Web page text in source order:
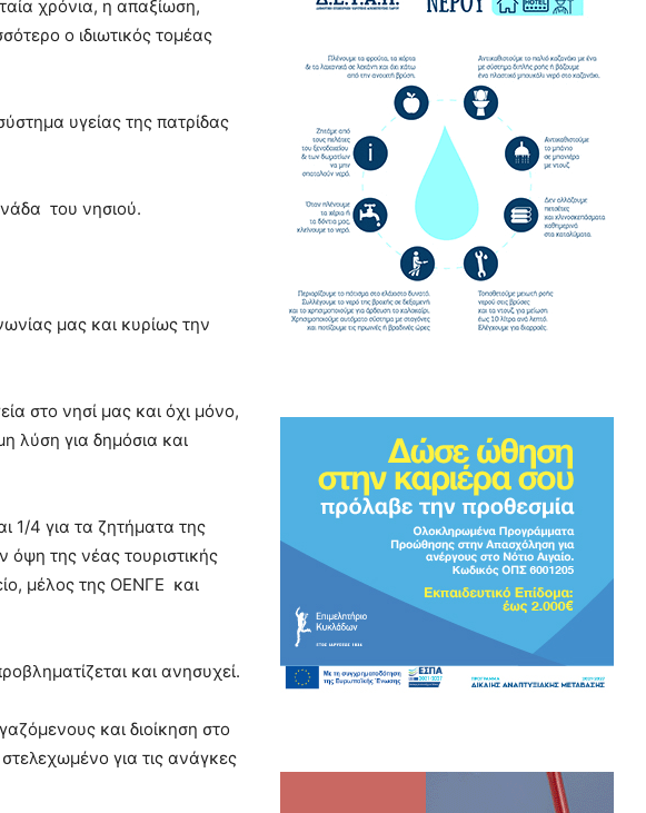
χρόνια, η απαξίωση,
ο ιδιωτικός τομέας
υγείας της πατρίδας
του νησιού.
μας και κυρίως την
στο νησί μας και όχι μόνο,
λύση για δημόσια και
1/4 για τα ζητήματα της
όψη της νέας τουριστικής
μέλος της ΟΕΝΓΕ και
και ανησυχεί.
και διοίκηση στο
για τις ανάγκες